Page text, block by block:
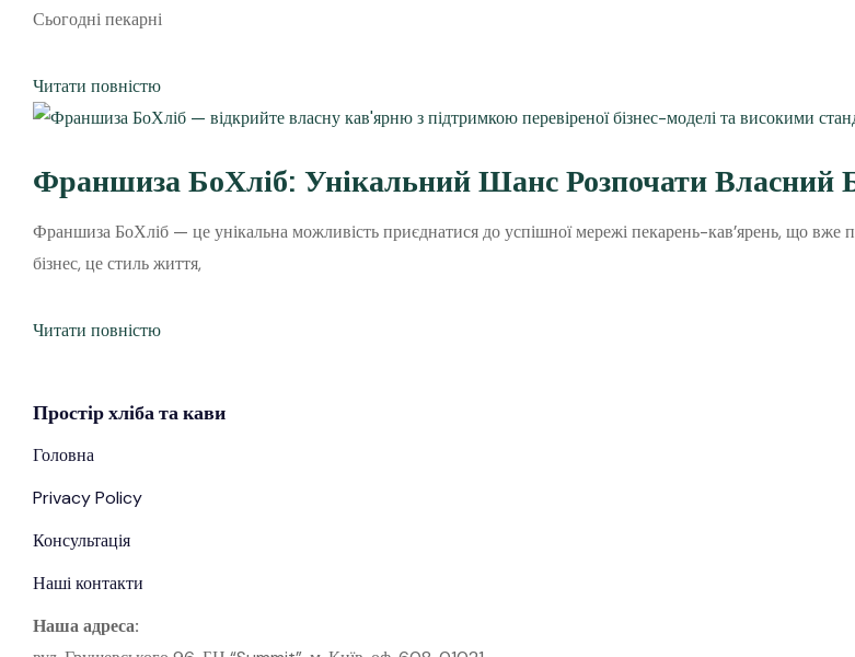
Сьогодні пекарні
Читати повністю
Франшиза БоХліб: Унікальний Шанс Розпочати Власний
Франшиза БоХліб — це унікальна можливість приєднатися до успішної мережі пекарень-кав’ярень, що вже
бізнес, це стиль життя,
Читати повністю
Простірхлібата кави
Головна
Privacy Policy
Консультація
Наші контакти
Наша адреса: